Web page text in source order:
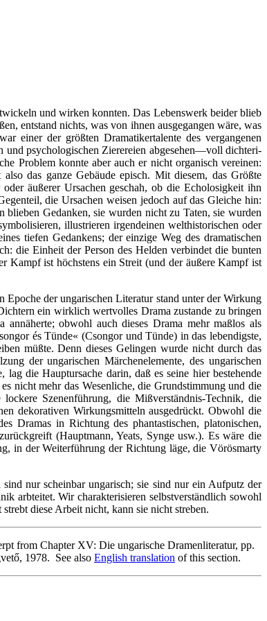
und wirken konnten. Das Lebenswerk beider blieb
entstand nichts, was von ihnen ausgegangen wäre, was
einer der größten Dramatikertalente des vergangenen
und psychologischen Zierereien abgesehen—voll dichteri­
Problem konnte aber auch er nicht organisch vereinen:
das ganze Gebäude episch. Mit diesem, das Größte
äußerer Ursachen geschah, ob die Echolosigkeit ihn
die Ursachen weisen jedoch auf das Gleiche hin:
Gedanken, sie wurden nicht zu Taten, sie wurden
illustrieren irgendeinen welthistorischen oder
tiefen Gedankens; der einzige Weg des dramatischen
die Einheit der Person des Helden verbindet die bunten
Kampf ist höchstens ein Streit (und der äußere Kampf ist
Epoche der ungarischen Literatur stand unter der Wirkung
ein wirklich wertvolles Drama zustande zu bringen
obwohl auch dieses Drama mehr maßlos als
és Tünde« (Csongor und Tünde) in das lebendigste,
müßte. Denn dieses Gelingen wurde nicht durch das
der ungarischen Märchenelemente, des ungarischen
die Hauptursache darin, daß es seine hier bestehende
nicht mehr das Wesenliche, die Grundstimmung und die
Szenenführung, die Mißverständnis‑Technik, die
dekorativen Wirkungsmitteln ausgedrückt. Obwohl die
Dramas in Richtung des phantastischen, platonischen,
(Hauptmann, Yeats, Synge usw.). Es wäre die
in der Weiterführung der Richtung läge, die Vörösmarty
nur scheinbar ungarisch; sie sind nur ein Aufputz der
arbteitet. Wir charakterisieren selbstverständlich sowohl
diese Arbeit nicht, kann sie nicht streben.
from Chapter XV: Die ungarische Dramenliteratur, pp.
1978. See also English translation of this section.